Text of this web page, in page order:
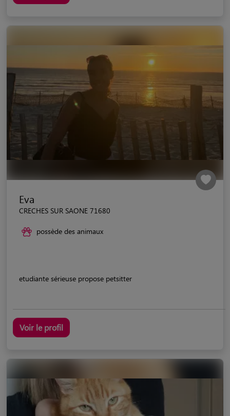
Eva
CRECHES SUR SAONE 71680
possède des animaux
etudiante sérieuse propose petsitter
Voir le profil